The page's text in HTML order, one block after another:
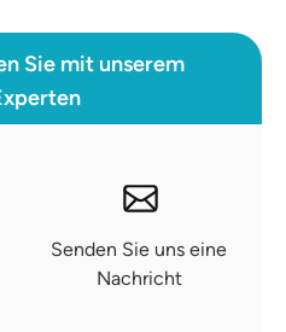
Sie mit unserem
Senden Sie uns eine
Nachricht